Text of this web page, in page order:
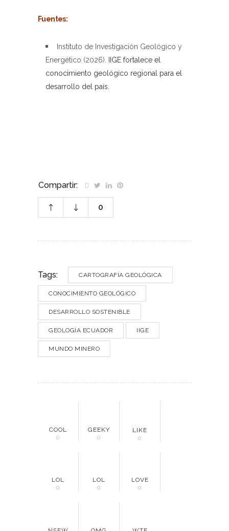
Fuentes:
Instituto de Investigación Geológico y
Energético (2026).
IIGE fortalece el
conocimiento geológico regional para el
desarrollo del país.
Compartir:
0
Tags: CARTOGRAFÍA GEOLÓGICA
CONOCIMIENTO GEOLÓGICO
DESARROLLO SOSTENIBLE
GEOLOGÍA ECUADOR IIGE
MUNDO MINERO
COOL
0
GEEKY
0
LIKE
0
LOL
0
LOL
0
LOVE
0